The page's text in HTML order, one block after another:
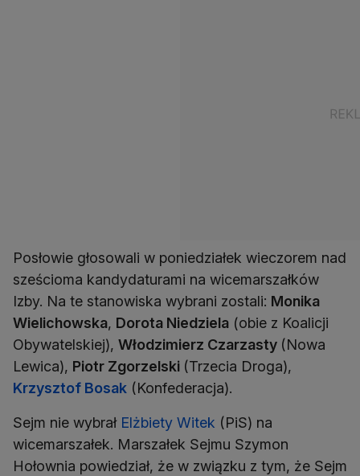
Posłowie głosowali w poniedziałek wieczorem nad
sześcioma kandydaturami na wicemarszałków
Izby. Na te stanowiska wybrani zostali: Monika
Wielichowska, Dorota Niedziela (obie z Koalicji
Obywatelskiej), Włodzimierz Czarzasty (Nowa
Lewica), Piotr Zgorzelski (Trzecia Droga),
Krzysztof Bosak (Konfederacja).
Sejm nie wybrał Elżbiety Witek (PiS) na
wicemarszałek. Marszałek Sejmu Szymon
Hołownia powiedział, że w związku z tym, że Sejm